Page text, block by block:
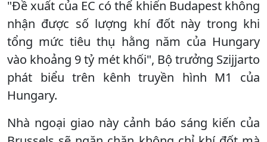
"Đề xuất của EC có thể khiến Budapest không
nhận được số lượng khí đốt này trong khi
tổng mức tiêu thụ hằng năm của Hungary
vào khoảng 9 tỷ mét khối", Bộ trưởng Szijjarto
phát biểu trên kênh truyền hình M1 của
Hungary.
Nhà ngoại giao này cảnh báo sáng kiến ​​của